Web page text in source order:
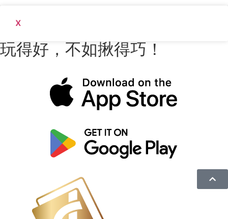
x
玩得好，不如揪得巧！